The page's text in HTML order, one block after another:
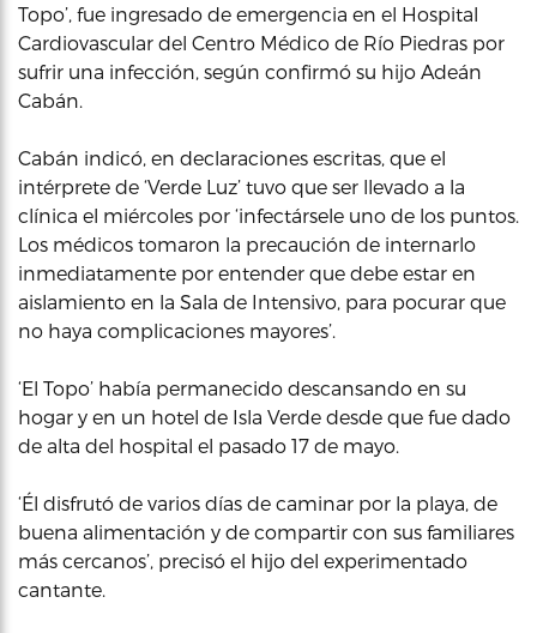
Topo’, fue ingresado de emergencia en el Hospital
Cardiovascular del Centro Médico de Río Piedras por
sufrir una infección, según confirmó su hijo Adeán
Cabán.
Cabán indicó, en declaraciones escritas, que el
intérprete de ‘Verde Luz’ tuvo que ser llevado a la
clínica el miércoles por ‘infectársele uno de los puntos.
Los médicos tomaron la precaución de internarlo
inmediatamente por entender que debe estar en
aislamiento en la Sala de Intensivo, para pocurar que
no haya complicaciones mayores’.
‘El Topo’ había permanecido descansando en su
hogar y en un hotel de Isla Verde desde que fue dado
de alta del hospital el pasado 17 de mayo.
‘Él disfrutó de varios días de caminar por la playa, de
buena alimentación y de compartir con sus familiares
más cercanos’, precisó el hijo del experimentado
cantante.